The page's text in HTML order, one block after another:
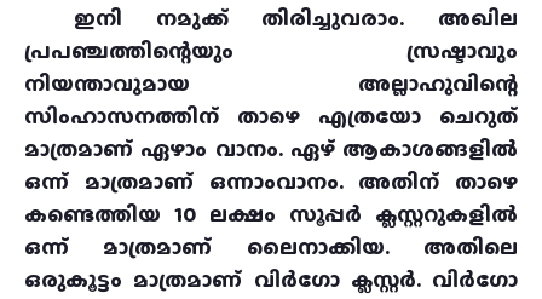
ഇനി നമുക്ക് തിരിച്ചുവരാം. അഖില
പ്രപഞ്ചത്തിന്റെയും സ്രഷ്ടാവും
നിയന്താവുമായ അല്ലാഹുവിന്റെ
സിംഹാസനത്തിന് താഴെ എത്രയോ ചെറുത്
മാത്രമാണ് ഏഴാം വാനം. ഏഴ് ആകാശങ്ങളില്‍
ഒന്ന് മാത്രമാണ് ഒന്നാംവാനം. അതിന് താഴെ
കണ്ടെത്തിയ 10 ലക്ഷം സൂപ്പര്‍ ക്ലസ്റ്ററുകളില്‍
ഒന്ന് മാത്രമാണ് ലൈനാക്കിയ. അതിലെ
ഒരുകൂട്ടം മാത്രമാണ് വിര്‍ഗോ ക്ലസ്റ്റര്‍. വിര്‍ഗോ